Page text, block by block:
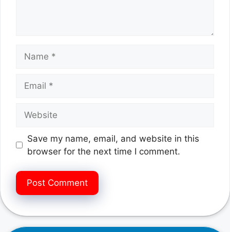
Save my name, email, and website in this
browser for the next time I comment.